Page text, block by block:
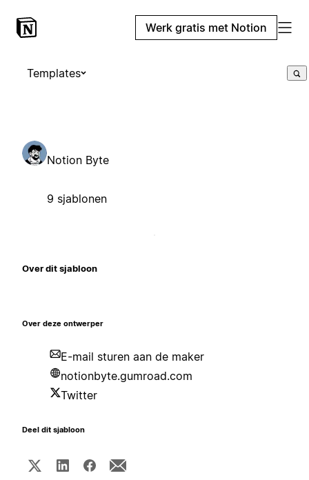
Werk gratis met Notion
Templates
Notion Byte
9 sjablonen
Over dit sjabloon
Over deze ontwerper
E-mail sturen aan de maker
notionbyte.gumroad.com
Twitter
Deel dit sjabloon